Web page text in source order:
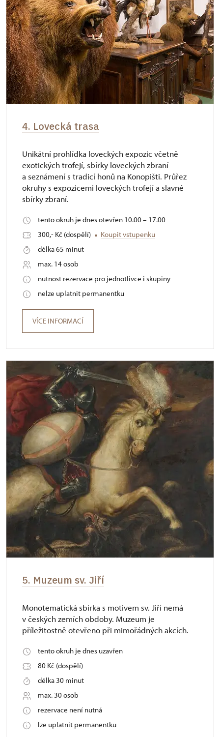
4. Lovecká trasa
Unikátní prohlídka loveckých expozic včetně
exotických trofejí, sbírky loveckých zbraní
a seznámení s tradicí honů na Konopišti. Průřez
okruhy s expozicemi loveckých trofejí a slavné
sbírky zbraní.
tento okruh je dnes otevřen 10.00 – 17.00
300,- Kč (dospělí)
Koupit vstupenku
délka 65 minut
max. 14 osob
nutnost rezervace pro jednotlivce i skupiny
nelze uplatnit permanentku
VÍCE INFORMACÍ
5. Muzeum sv. Jiří
Monotematická sbírka s motivem sv. Jiří nemá
v českých zemích obdoby. Muzeum je
příležitostně otevřeno při mimořádných akcích.
tento okruh je dnes uzavřen
80 Kč (dospělí)
délka 30 minut
max. 30 osob
rezervace není nutná
lze uplatnit permanentku